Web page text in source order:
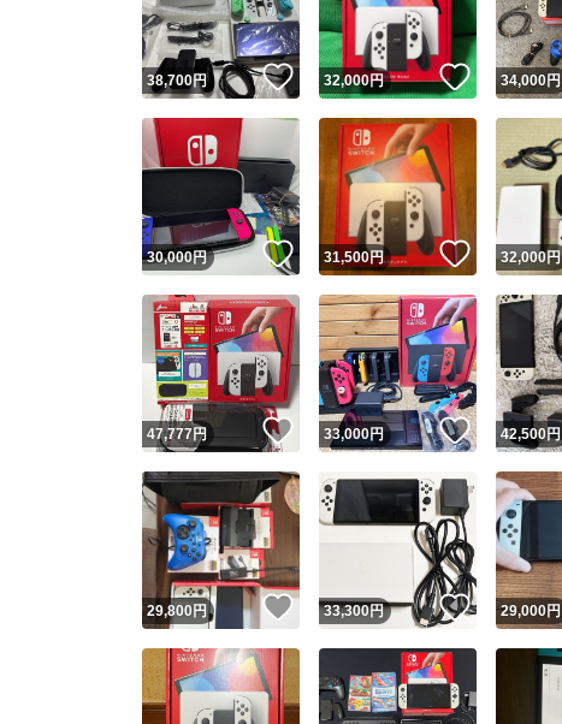
38,700円 いいね！
32,000円 いいね！
34,000円
30,000円 いいね！
31,500円 いいね！
32,000円
47,777円 いいね！
33,000円 いいね！
42,500 円
29,800 円 いいね！
33,300円 いいね！
29,000円